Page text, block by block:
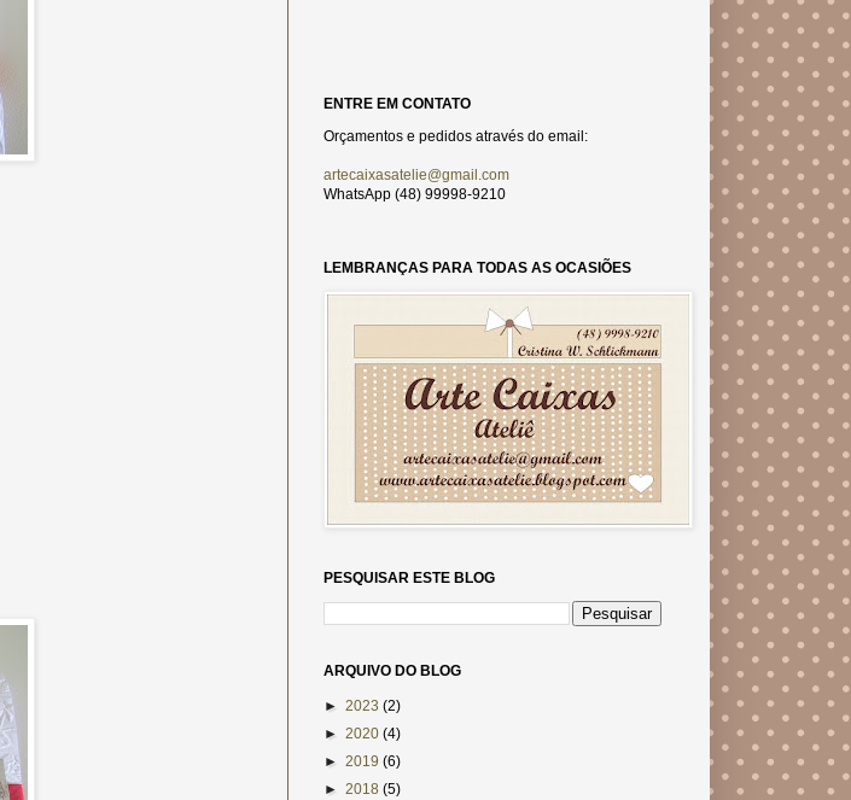
ENTRE EM CONTATO
Orçamentos e pedidos através do email:
artecaixasatelie@gmail.com
WhatsApp (48) 99998-9210
LEMBRANÇAS PARA TODAS AS OCASIÕES
PESQUISAR ESTE BLOG
ARQUIVO DO BLOG
► 2023 (2)
► 2020 (4)
► 2019 (6)
► 2018 (5)